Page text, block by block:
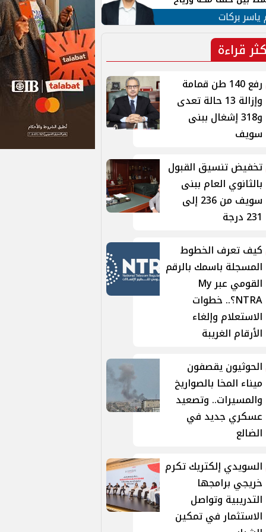
ياسر بركات
قراءة
رفع 140 طن قمامة
وإزالة 13 حالة تعدى
و318 إشغال ببنى
سويف
تخفيض تنسيق القبول
بالثانوي العام ببنى
سويف من 236 إلى
231 درجة
كيف تعرف الخطوط
المسجلة باسمك بالرقم
القومي عبر My
NTRA؟.. خطوات
الاستعلام وإلغاء
الأرقام الغريبة
الحوثيون يقصفون
ميناء المخا بالصواريخ
والمسيرات.. وتصعيد
عسكري جديد في
الضالع
السويدي إلكتريك تكرم
خريجي برامجها
التدريبية وتواصل
الاستثمار في تمكين